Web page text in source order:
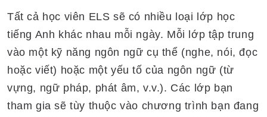
Tất cả học viên ELS sẽ có nhiều loại lớp học
tiếng Anh khác nhau mỗi ngày. Mỗi lớp tập trung
vào một kỹ năng ngôn ngữ cụ thể (nghe, nói, đọc
hoặc viết) hoặc một yếu tố của ngôn ngữ (từ
vựng, ngữ pháp, phát âm, v.v.). Các lớp bạn
tham gia sẽ tùy thuộc vào chương trình bạn đang